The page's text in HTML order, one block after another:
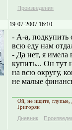
Произведения
19-07-2007 16:10
- А-а, подкупить
всю еду нам
- Да нет, я имела
купить... Он тут
на всю округу,
не малые
Ой, не ищите, глупые,
Григорян
Дневник